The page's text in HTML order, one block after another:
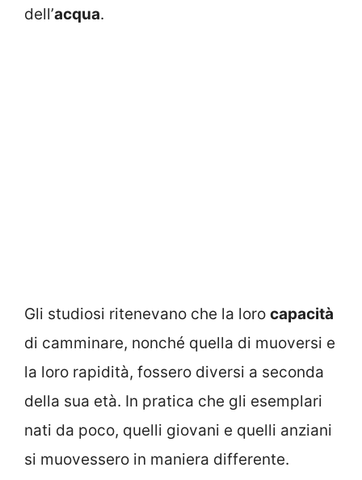
dell’acqua.
Gli studiosi ritenevano che la loro capacità
di camminare, nonché quella di muoversi e
la loro rapidità, fossero diversi a seconda
della sua età. In pratica che gli esemplari
nati da poco, quelli giovani e quelli anziani
si muovessero in maniera differente.